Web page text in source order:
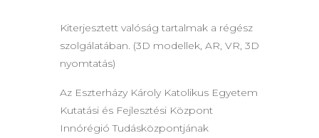
Kiterjesztett valóság tartalmak a régész
szolgálatában. (3D modellek, AR, VR, 3D
nyomtatás)
Az Eszterházy Károly Katolikus Egyetem
Kutatási és Fejlesztési Központ
Innórégió Tudásközpontjának